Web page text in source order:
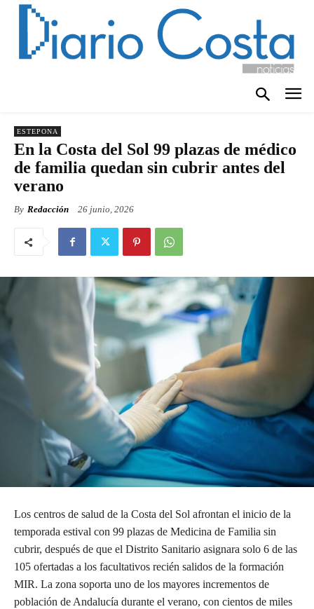
ESTEPONA
En la Costa del Sol 99 plazas de médico
de familia quedan sin cubrir antes del
verano
By Redacción 26 junio, 2026
Los centros de salud de la Costa del Sol afrontan el inicio de la
temporada estival con 99 plazas de Medicina de Familia sin
cubrir, después de que el Distrito Sanitario asignara solo 6 de las
105 ofertadas a los facultativos recién salidos de la formación
MIR. La zona soporta uno de los mayores incrementos de
población de Andalucía durante el verano, con cientos de miles